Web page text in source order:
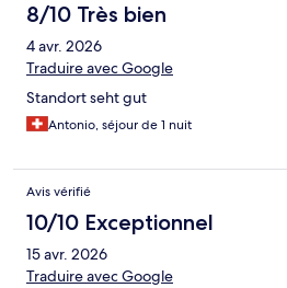
8/10 Très bien
4 avr. 2026
Traduire avec Google
Standort seht gut
Antonio, séjour de 1 nuit
Avis vérifié
10/10 Exceptionnel
15 avr. 2026
Traduire avec Google